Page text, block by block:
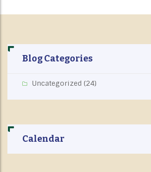
Blog Categories
Uncategorized (24)
Calendar